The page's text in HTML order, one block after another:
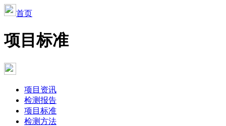
首页
项目标准
项目资讯
检测报告
项目标准
检测方法